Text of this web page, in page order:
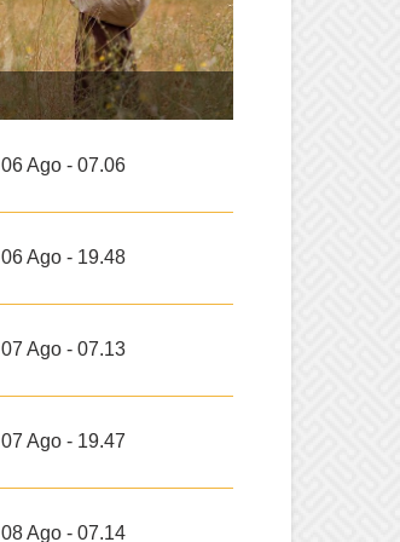
06 Ago - 07.06
06 Ago - 19.48
07 Ago - 07.13
07 Ago - 19.47
08 Ago - 07.14